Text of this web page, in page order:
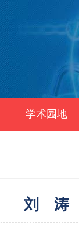
学术园地
刘 涛